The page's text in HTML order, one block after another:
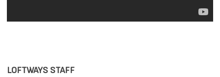
LOFTWAYS STAFF